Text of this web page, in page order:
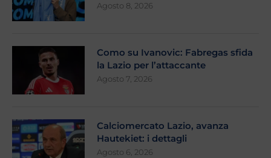
Agosto 8, 2026
Como su Ivanovic: Fabregas sfida
la Lazio per l’attaccante
Agosto 7, 2026
Calciomercato Lazio, avanza
Hautekiet: i dettagli
Agosto 6, 2026